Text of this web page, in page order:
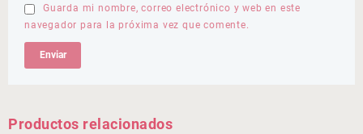
Guarda mi nombre, correo electrónico y web en este
navegador para la próxima vez que comente.
Productos relacionados